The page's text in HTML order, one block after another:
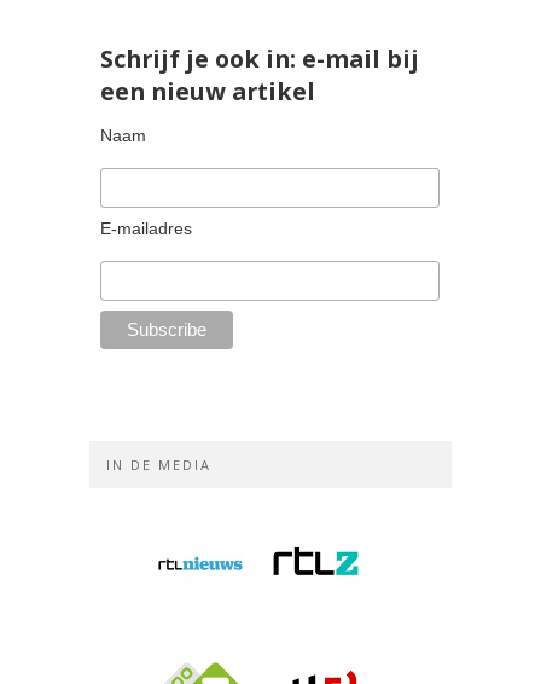
Schrijf je ook in: e-mail bij
een nieuw artikel
Naam
E-mailadres
IN DE MEDIA